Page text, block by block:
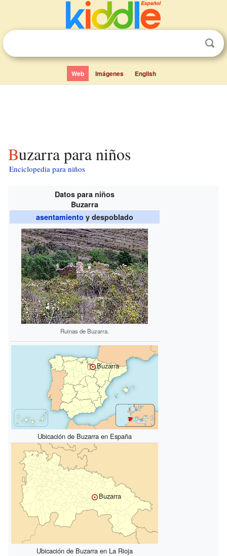
Web Imágenes English
Buzarra para niños
Enciclopedia para niños
Datos para niños
Buzarra
asentamiento y despoblado
Ruinas de Buzarra.
Buzarra
Ubicación de Buzarra en España
Buzarra
Ubicación de Buzarra en La Rioja